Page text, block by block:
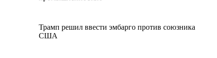
Трамп решил ввести эмбарго против союзника
США